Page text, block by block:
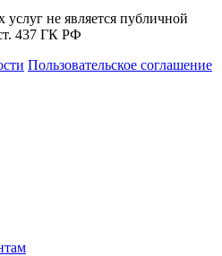
не является публичной
437 ГК РФ
Пользовательское соглашение